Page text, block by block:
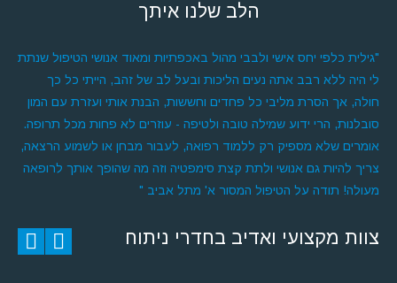
הלב שלנו איתך
"גילית כלפי יחס אישי ולבבי מהול באכפתיות ומאוד אנושי הטיפול שנתת
לי היה ללא רבב אתה נעים הליכות ובעל לב של זהב, הייתי כל כך
חולה, אך הסרת מליבי כל פחדים וחששות, הבנת אותי ועזרת עם המון
סובלנות, הרי ידוע שמילה טובה ולטיפה - עוזרים לא פחות מכל תרופה.
אומרים שלא מספיק רק ללמוד רפואה, לעבור מבחן או לשמוע הרצאה,
צריך להיות גם אנושי ולתת קצת סימפטיה וזה מה שהופך אותך לרופאה
מעולה! תודה על הטיפול המסור א' מתל אביב "
צוות מקצועי ואדיב בחדרי ניתוח